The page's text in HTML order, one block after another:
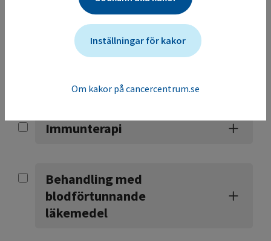
Hormonell behandling med
antiöstrogen (tamoxifen)
Immunterapi
Behandling med
blodförtunnande
läkemedel
Inställningar för kakor
Om kakor på cancercentrum.se